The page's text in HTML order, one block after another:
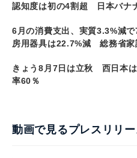
認知度は初の4割超 日本バナ
6月の消費支出、実質3.3%減
房用器具は22.7%減 総務省家
きょう8月7日は立秋 西日本
率60％
動画で見るプレスリリー